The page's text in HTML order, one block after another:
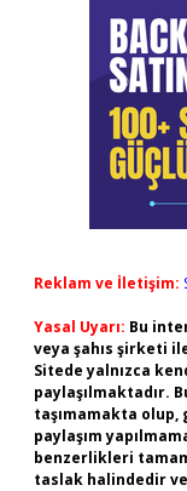
Reklam ve İletişim:
Yasal Uyarı: Bu
veya şahıs şirketi
Sitede yalnızca
paylaşılmaktadır.
taşımamakta olup,
paylaşım
benzerlikleri
taslak halindedir